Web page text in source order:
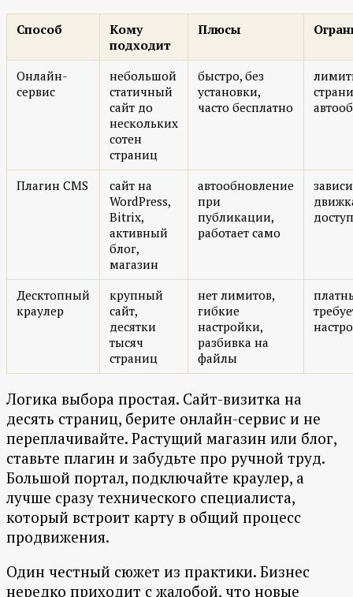
Способ
Кому
подходит
Плюсы
Онлайн-
сервис
небольшой
статичный
сайт до
нескольких
сотен
страниц
быстро, без
установки,
часто бесплатно
Плагин CMS
сайт на
WordPress,
Bitrix,
активный
блог,
магазин
автообновление
при
публикации,
работает само
Десктопный
краулер
крупный
сайт,
десятки
тысяч
страниц
нет лимитов,
гибкие
настройки,
разбивка на
файлы
Логика выбора простая. Сайт-визитка на
десять страниц, берите онлайн-сервис и не
переплачивайте. Растущий магазин или блог,
ставьте плагин и забудьте про ручной труд.
Большой портал, подключайте краулер, а
лучше сразу технического специалиста,
который встроит карту в общий процесс
продвижения.
Один честный сюжет из практики. Бизнес
нередко приходит с жалобой, что новые